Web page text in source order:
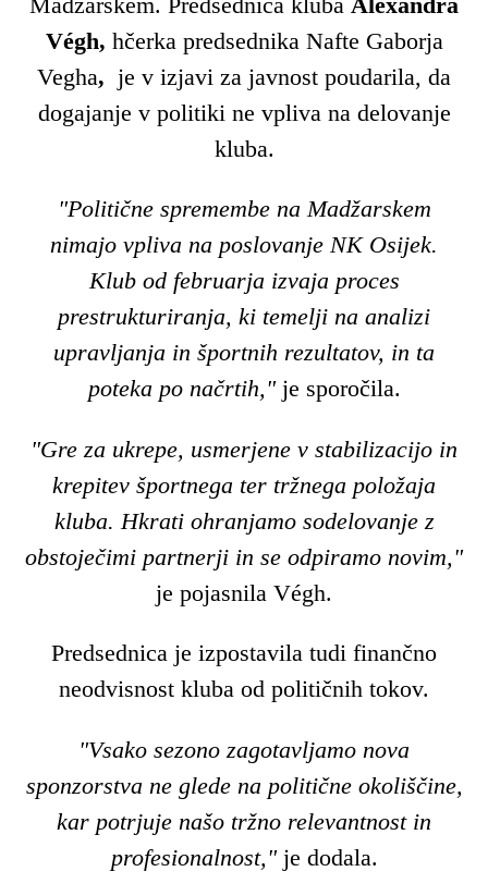
Végh, hčerka predsednika Nafte Gaborja
Vegha, je v izjavi za javnost poudarila, da
dogajanje v politiki ne vpliva na delovanje
kluba.
"Politične spremembe na Madžarskem
nimajo vpliva na poslovanje NK Osijek.
Klub od februarja izvaja proces
prestrukturiranja, ki temelji na analizi
upravljanja in športnih rezultatov, in ta
poteka po načrtih,"je sporočila.
"Gre za ukrepe, usmerjene v stabilizacijo in
krepitev športnega ter tržnega položaja
kluba. Hkrati ohranjamo sodelovanje z
obstoječimi partnerji in se odpiramo novim,"
je pojasnila Végh.
Predsednica je izpostavila tudi finančno
neodvisnost kluba od političnih tokov.
"Vsako sezono zagotavljamo nova
sponzorstva ne glede na politične okoliščine,
kar potrjuje našo tržno relevantnost in
profesionalnost,"je dodala.